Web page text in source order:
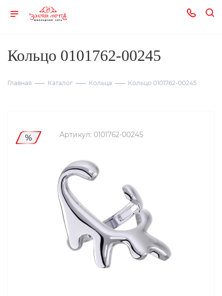
Кольцо 0101762-00245
Главная Каталог Кольца Кольцо 0101762-00245
Артикул: 0101762-00245